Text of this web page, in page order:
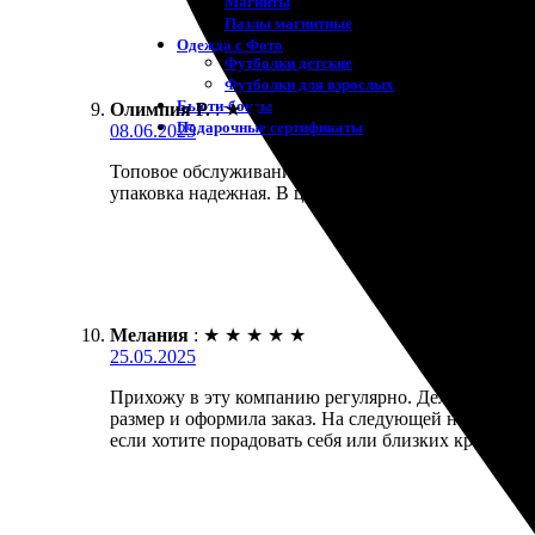
Пазлы магнитные
Одежда с Фото
Футболки детские
Футболки для взрослых
Бьюти-боксы
Подарочные сертификаты
Олимпия Р. : ★ ★ ★
08.06.2025
Топовое обслуживание! Печать на холсте прошла
упаковка надежная. В целом, рекомендую всем!
Мелания : ★ ★ ★ ★ ★
25.05.2025
Прихожу в эту компанию регулярно. Делала
размер и оформила заказ. На следующей неделе
если хотите порадовать себя или близких